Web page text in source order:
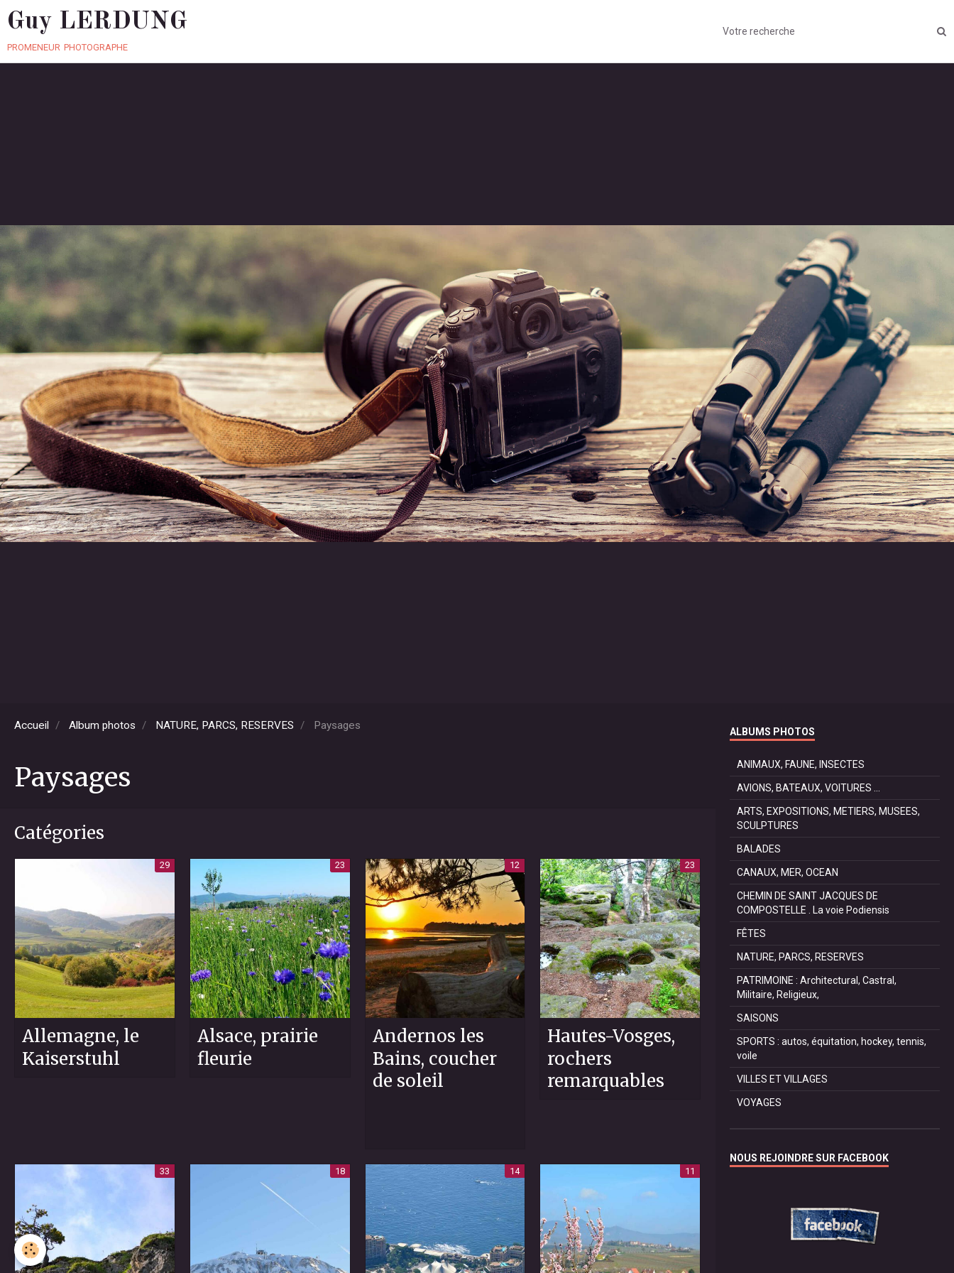
Guy LERDUNG
promeneur photographe
Accueil Album photos NATURE, PARCS, RESERVES Paysages
Paysages
Catégories
29
Allemagne, le
Kaiserstuhl
23
Alsace, prairie
fleurie
12
Andernos les
Bains, coucher
de soleil
23
Hautes-Vosges,
rochers
remarquables
33 18 14 11
ALBUMS PHOTOS
ANIMAUX, FAUNE, INSECTES
AVIONS, BATEAUX, VOITURES ...
ARTS, EXPOSITIONS, METIERS, MUSEES,
SCULPTURES
BALADES
CANAUX, MER, OCEAN
CHEMIN DE SAINT JACQUES DE
COMPOSTELLE . La voie Podiensis
FÊTES
NATURE, PARCS, RESERVES
PATRIMOINE : Architectural, Castral,
Militaire, Religieux,
SAISONS
SPORTS : autos, équitation, hockey, tennis,
voile
VILLES ET VILLAGES
VOYAGES
NOUS REJOINDRE SUR FACEBOOK